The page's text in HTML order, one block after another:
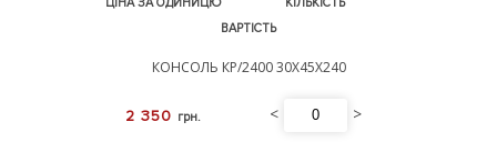
ВАРТІСТЬ
КОНСОЛЬ КР/2400 30Х45Х240
2 350 грн. < >